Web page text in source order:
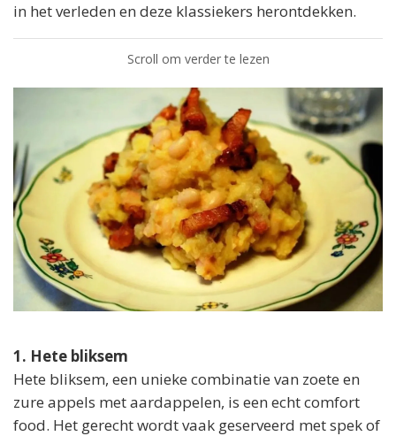
in het verleden en deze klassiekers herontdekken.
Scroll om verder te lezen
1. Hete bliksem
Hete bliksem, een unieke combinatie van zoete en
zure appels met aardappelen, is een echt comfort
food. Het gerecht wordt vaak geserveerd met spek of